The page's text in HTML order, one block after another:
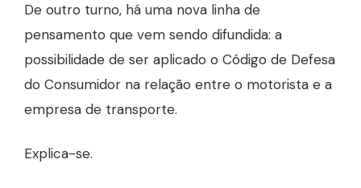
De outro turno, há uma nova linha de
pensamento que vem sendo difundida: a
possibilidade de ser aplicado o Código de Defesa
do Consumidor na relação entre o motorista e a
empresa de transporte.
Explica-se.